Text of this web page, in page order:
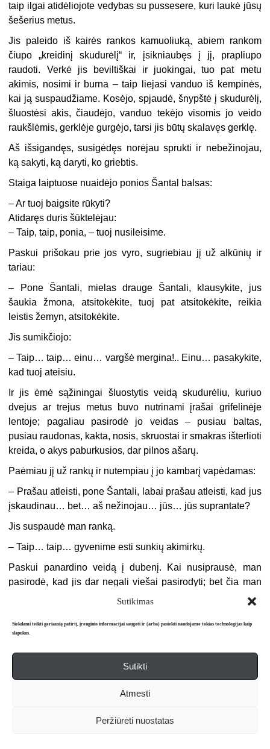
Sutikimas
Siekdami teikti geriausią patirtį, įrenginio informacijai saugoti ir (arba) pasiekti naudojame tokias technologijas kaip
slapukus.
Sutikti
Atmesti
Peržiūrėti nuostatas
taip ilgai atidėliojote vedybas su pussesere, kuri laukė jūsų
šešerius metus.
Jis paleido iš kairės rankos kamuoliuką, abiem rankom
čiupo „kreidinį skudurėlį“ ir, įsikniaubęs į jį, prapliupo
raudoti. Verkė jis beviltiškai ir juokingai, tuo pat metu
akimis, nosimi ir burna – taip liejasi vanduo iš kempinės,
kai ją suspaudžiame. Kosėjo, spjaudė, šnypštė į skudurėlį,
šluostėsi akis, čiaudėjo, vanduo tekėjo visomis jo veido
raukšlėmis, gerklėje gurgėjo, tarsi jis būtų skalavęs gerklę.
Aš išsigandęs, susigėdęs norėjau sprukti ir nebežinojau,
ką sakyti, ką daryti, ko griebtis.
Staiga laiptuose nuaidėjo ponios Šantal balsas:
– Ar tuoj baigsite rūkyti?
Atidaręs duris šūktelėjau:
– Taip, taip, ponia, – tuoj nusileisime.
Paskui prišokau prie jos vyro, sugriebiau jį už alkūnių ir
tariau:
– Pone Šantali, mielas drauge Šantali, klausykite, jus
šaukia žmona, atsitokėkite, tuoj pat atsitokėkite, reikia
leistis žemyn, atsitokėkite.
Jis sumikčiojo:
– Taip… taip… einu… vargšė mergina!.. Einu… pasakykite,
kad tuoj ateisiu.
Ir jis ėmė sąžiningai šluostytis veidą skudurėliu, kuriuo
dvejus ar trejus metus buvo nutrinami įrašai grifelinėje
lentoje; pagaliau pasirodė jo veidas – pusiau baltas,
pusiau raudonas, kakta, nosis, skruostai ir smakras išterlioti
kreida, o akys paburkusios, dar pilnos ašarų.
Paėmiau jį už rankų ir nutempiau į jo kambarį vapėdamas:
– Prašau atleisti, pone Šantali, labai prašau atleisti, kad jus
įskaudinau… bet… aš nežinojau… jūs… jūs suprantate?
Jis suspaudė man ranką.
– Taip… taip… gyvenime esti sunkių akimirkų.
Paskui panardino veidą į dubenį. Kai nusiprausė, man
pasirodė, kad jis dar negali viešai pasirodyti; bet čia man
toptelėjo į galvą mažutė gudrybė. Matydamas, jog jis
– Užteks pasakyti, kad jums į akį įkrito dulkelė, ir galėsite
Jis iš tiesų nusileido žemyn nosine trindamas akis. Šeima
sunerimo; kiekvienas puolė ieškoti krislelio, kurio, žinoma,
nerado, ir pripasakojo panašių atvejų, kai reikėjo kviesti